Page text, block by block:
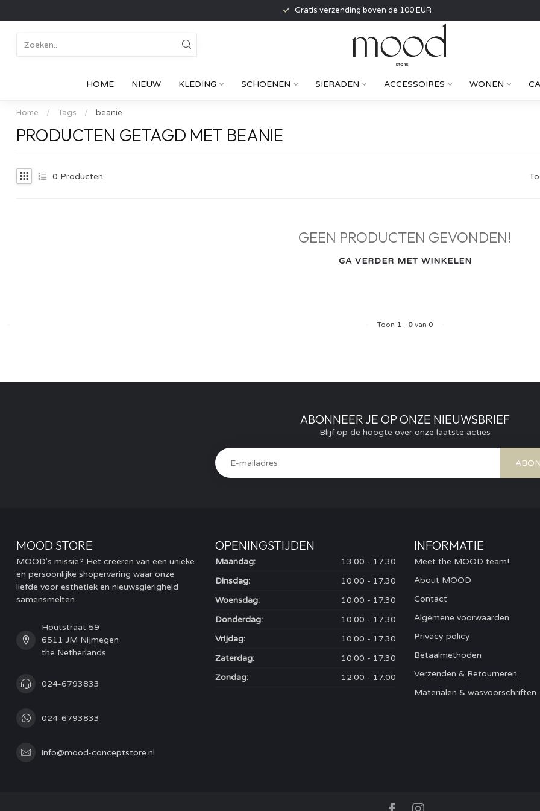
Gratis verzending boven de 100 EUR
HOME NIEUW KLEDING SCHOENEN SIERADEN ACCESSOIRES WONEN
Home / Tags / beanie
PRODUCTEN GETAGD MET BEANIE
0 Producten
GEEN PRODUCTEN GEVONDEN!
GA VERDER MET WINKELEN
Toon 1 - 0van 0
ABONNEER JE OP ONZE NIEUWSBRIEF
Blijf op de hoogte over onze laatste acties
MOOD STORE
MOOD's missie? Het creëren van een unieke
en persoonlijke shopervaring waar onze
liefde voor esthetiek en nieuwsgierigheid
samensmelten.
Houtstraat 59
6511 JM Nijmegen
the Netherlands
024-6793833
024-6793833
info@mood-conceptstore.nl
OPENINGSTIJDEN
Maandag:
13.00 - 17.30
Dinsdag:
10.00 - 17.30
Woensdag:
10.00 - 17.30
Donderdag:
10.00 - 17.30
Vrijdag:
10.00 - 17.30
Zaterdag:
10.00 - 17.30
Zondag:
12.00 - 17.00
INFORMATIE
Meet the MOOD team!
About MOOD
Contact
Algemene voorwaarden
Privacy policy
Betaalmethoden
Verzenden & Retourneren
Materialen & wasvoorschriften